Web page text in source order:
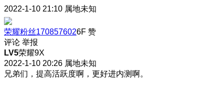
2022-1-10 21:10 属地未知
荣耀粉丝1708576026F 赞
评论 举报
LV5荣耀9X
2022-1-10 20:26 属地未知
兄弟们，提高活跃度啊，更好进内测啊。